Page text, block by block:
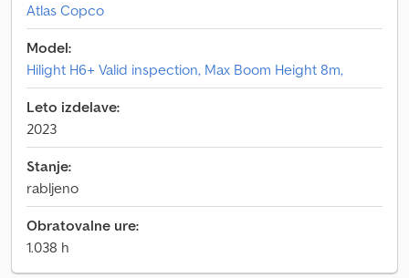
Atlas Copco
Model:
Hilight H6+ Valid inspection, Max Boom Height 8m,
Leto izdelave:
2023
Stanje:
rabljeno
Obratovalne ure:
1.038 h